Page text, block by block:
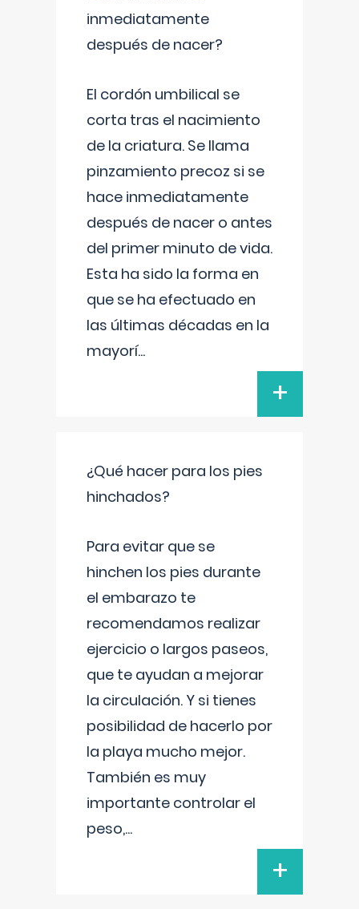
inmediatamente
después de nacer?
El cordón umbilical se
corta tras el nacimiento
de la criatura. Se llama
pinzamiento precoz si se
hace inmediatamente
después de nacer o antes
del primer minuto de vida.
Esta ha sido la forma en
que se ha efectuado en
las últimas décadas en la
mayorí...
+
¿Qué hacer para los pies
hinchados?
Para evitar que se
hinchen los pies durante
el embarazo te
recomendamos realizar
ejercicio o largos paseos,
que te ayudan a mejorar
la circulación. Y si tienes
posibilidad de hacerlo por
la playa mucho mejor.
También es muy
importante controlar el
peso,...
+